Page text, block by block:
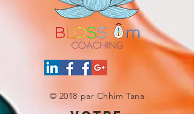
© 2018 par Chhim Tana
votre